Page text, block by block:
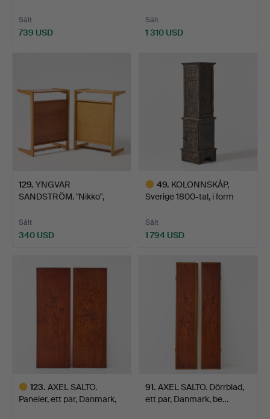
Sålt
739 USD
Sålt
1 310 USD
129. YNGVAR
SANDSTRÖM. "Nikko",
Sålt
340 USD
49. KOLONNSKÅP,
Sverige 1800-tal, i form
Sålt
1 794 USD
123. AXEL SALTO.
Paneler, ett par, Danmark,
91. AXEL SALTO. Dörrblad,
ett par, Danmark, be…